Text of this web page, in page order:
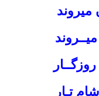
میروند
تـار